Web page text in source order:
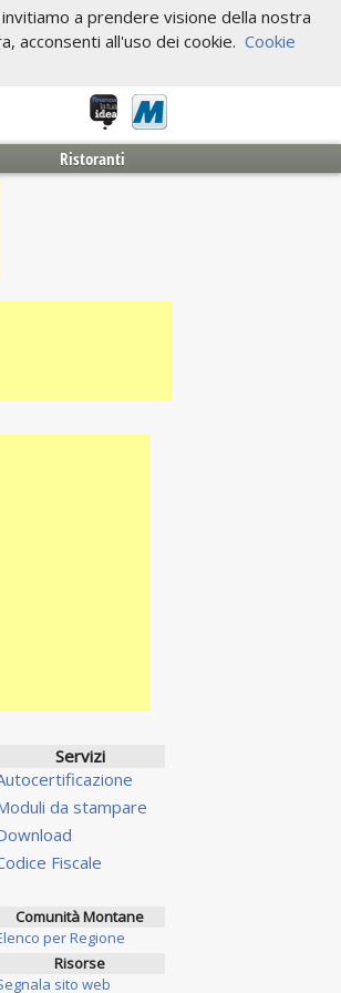
a prendere visione della nostra
acconsenti all'uso dei cookie. Cookie
Ristoranti
Servizi
da stampare
Fiscale
Comunità Montane
per Regione
Risorse
sito web